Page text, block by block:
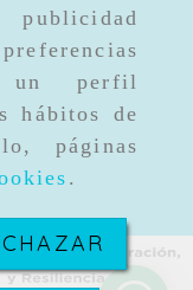
perfil
hábitos de
páginas
.